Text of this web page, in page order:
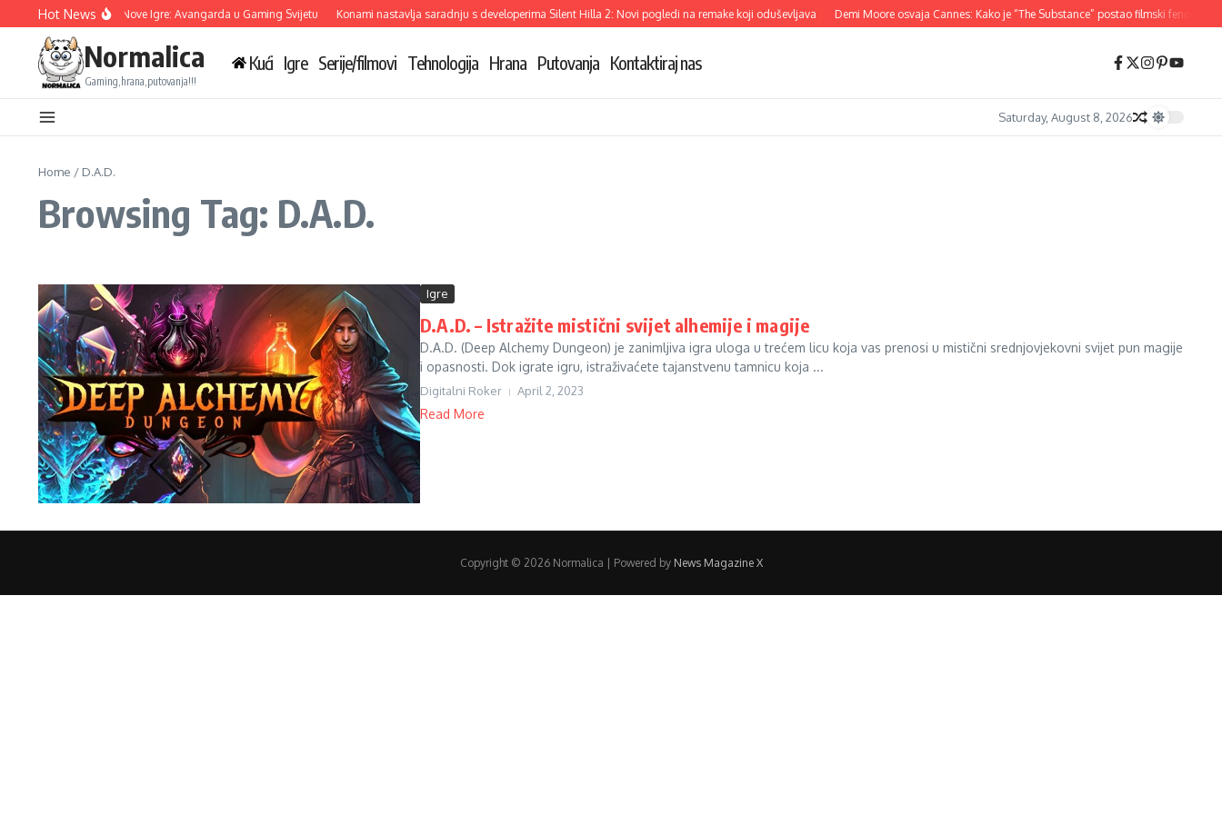
Skip to content
Hot News
Ubisoft Otkriva Tri Nove Igre: Avangarda u Gaming Svijetu Konami nastavlja saradnju s developerima Silent Hilla 2: Novi pogledi na remake koji oduševljava Demi Moore osvaja Cannes: Kako je “The Substance” postao filmski fenomen
Normalica
Gaming,hrana,putovanja!!!
Kući Igre Serije/filmovi Tehnologija Hrana Putovanja Kontaktiraj nas
Saturday, August 8, 2026
Home / D.A.D.
Browsing Tag: D.A.D.
Igre
D.A.D. – Istražite mistični svijet alhemije i magije
D.A.D. (Deep Alchemy Dungeon) je zanimljiva igra uloga u trećem licu koja vas prenosi u mistični srednjovjekovni svijet pun magije
i opasnosti. Dok igrate igru, istraživaćete tajanstvenu tamnicu koja ...
Digitalni Roker April 2, 2023
Read More
Copyright © 2026 Normalica | Powered by News Magazine X